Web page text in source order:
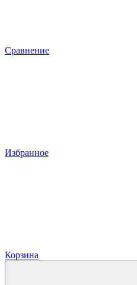
Сравнение
Избранное
Корзина